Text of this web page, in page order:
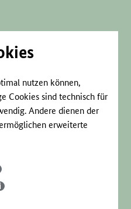
nutzen können,
Cookies sind technisch für
Andere dienen der
erweiterte